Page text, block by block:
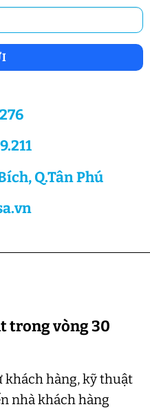
Q.Tân Phú
trong vòng 30
khách hàng, kỹ thuật
nhà khách hàng